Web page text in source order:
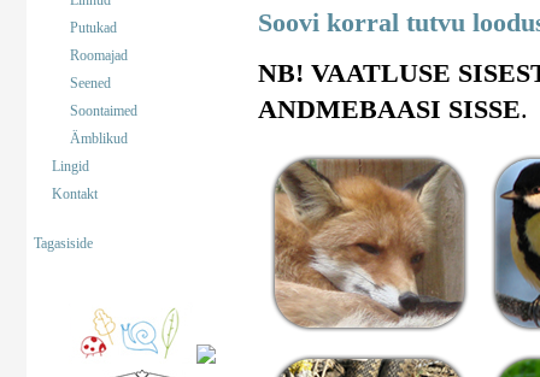
Putukad
Roomajad
Seened
Soontaimed
Ämblikud
Lingid
Kontakt
Tagasiside
Soovi korral tutvu
NB! VAATLUSE
ANDMEBAASI SISSE.